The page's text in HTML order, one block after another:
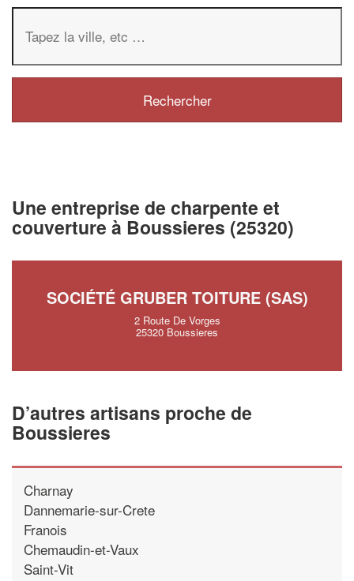
Une entreprise de charpente et
couverture à Boussieres (25320)
SOCIÉTÉ GRUBER TOITURE (SAS)
2 Route De Vorges
25320 Boussieres
D’autres artisans proche de
Boussieres
Charnay
Dannemarie-sur-Crete
Franois
Chemaudin-et-Vaux
Saint-Vit